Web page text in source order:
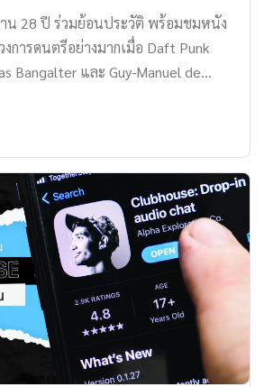
คุณค่าให้กับยีนส์ตัวโปรดให้กลับมามีชีวิต
รถร่วมกิจกรรมที่ […]
น 28 ปี ร่วมย้อนประวัติ พร้อมชมหนัง
การดนตรีอย่างมากเมื่อ Daft Punk
Bangalter และ Guy-Manuel de
! หลังร่วมงานด้วยกันมา 28 ปี ซึ่งตลอด
นมา พวกเขาสร้างสรรค์ผลงานต่าง ๆ
ได้เต็มปากเลยว่าพวกเขานั้นคือ
ลยจะพาแฟนเพลงทุกคนไปย้อนดูการ
พร้อมชมภาพยนตร์สั้น Epilogue
น์การเดินทางของ Daft Punk Daft
มาชิกอย่าง Thomas Bangalter (โทมัส
Manuel de Homem-Christo (กีย์
คริสโต) […]